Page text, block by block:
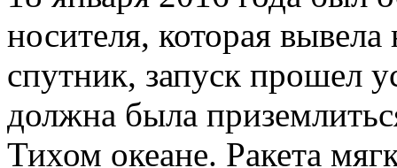
носителя, которая
спутник, запуск прошел
должна была
Тихом океане. Ракета